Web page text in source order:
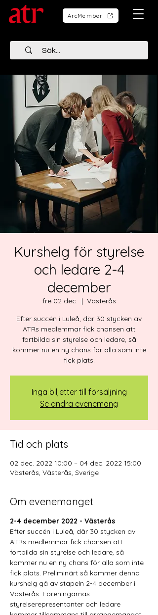
ArcMember
Kurshelg för styrelse
och ledare 2-4
december
fre 02 dec.
  |
Västerås
Efter succén i Luleå, där 30 stycken av
ATRs medlemmar fick chansen att
fortbilda sin styrelse och ledare, så
kommer nu en ny chans för alla som inte
fick plats.
Inga biljetter till försäljning
Se andra evenemang
Tid och plats
02 dec. 2022 10:00 – 04 dec. 2022 15:00
Västerås, Västerås, Sverige
Om evenemanget
2-4 december 2022 - Västerås
Efter succén i Luleå, där 30 stycken av
ATRs medlemmar fick chansen att
fortbilda sin styrelse och ledare, så
kommer nu en ny chans för alla som inte
fick plats. Preliminärt så kommer denna
kurshelg gå av stapeln 2-4 december i
Västerås. Föreningarnas
styrelserepresentanter och ledare